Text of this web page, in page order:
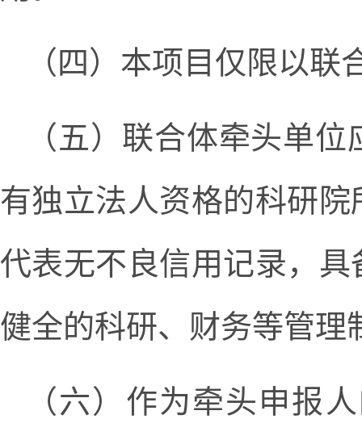
（四）本项目仅限以
（五）联合体牵头单
有独立法人资格的科研
代表无不良信用记录，
健全的科研、财务等管理
（六）作为牵头申报